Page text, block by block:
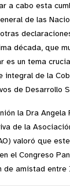
a cabo esta
de las
década, que
es un tema
integral de la
de Desarrollo
la Dra Angela
de la
valoró que
el Congreso
de amistad entre